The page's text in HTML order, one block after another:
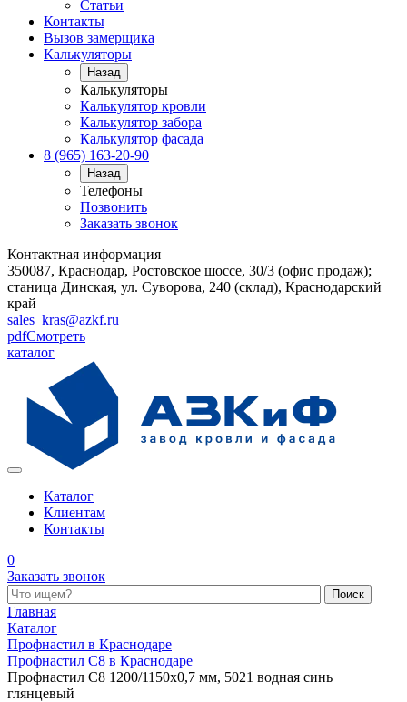
Статьи
Контакты
Вызов замерщика
Калькуляторы
Назад
Калькуляторы
Калькулятор кровли
Калькулятор забора
Калькулятор фасада
8 (965) 163-20-90
Назад
Телефоны
Позвонить
Заказать звонок
Контактная информация
350087, Краснодар, Ростовское шоссе, 30/3 (офис продаж);
станица Динская, ул. Суворова, 240 (склад), Краснодарский
край
sales_kras@azkf.ru
pdfСмотреть
каталог
Каталог
Клиентам
Контакты
0
Заказать звонок
Поиск по каталогу
Главная
Каталог
Профнастил в Краснодаре
Профнастил С8 в Краснодаре
Профнастил С8 1200/1150x0,7 мм, 5021 водная синь
глянцевый